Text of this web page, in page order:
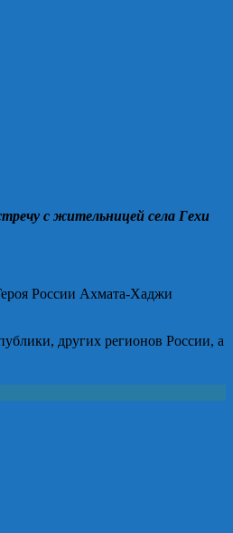
с жительницей села Гехи
России Ахмата-Хаджи
других регионов России, а